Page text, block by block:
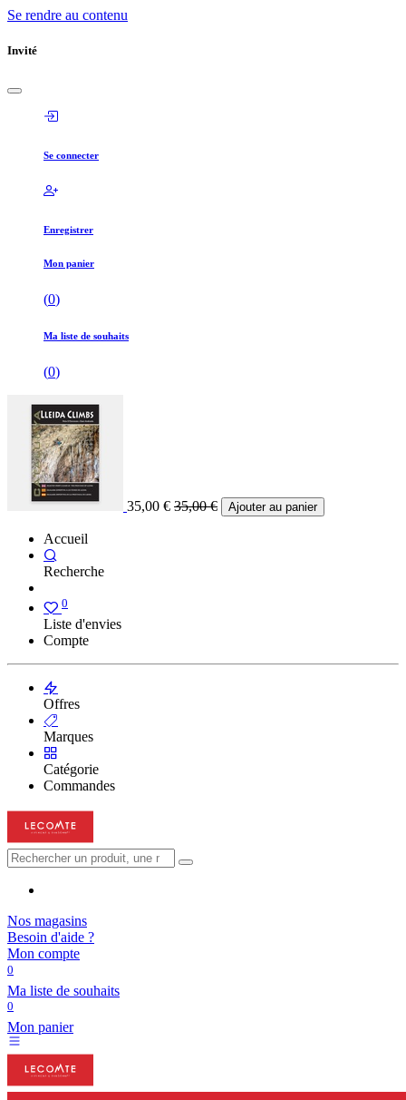
Se rendre au contenu
Invité
Se connecter
Enregistrer
Mon panier
(0)
Ma liste de souhaits
(0)
35,00 € 35,00€ Ajouter au panier
Accueil
Recherche
0
Liste d'envies
Compte
Offres
Marques
Catégorie
Commandes
Nos magasins
Besoin d'aide ?
Mon compte
0
Ma liste de souhaits
0
Mon panier